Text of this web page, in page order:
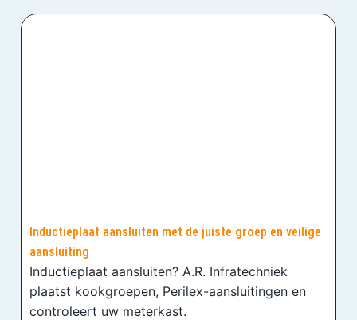
Inductieplaat aansluiten met de juiste groep en veilige
aansluiting
Inductieplaat aansluiten? A.R. Infratechniek
plaatst kookgroepen, Perilex-aansluitingen en
controleert uw meterkast.